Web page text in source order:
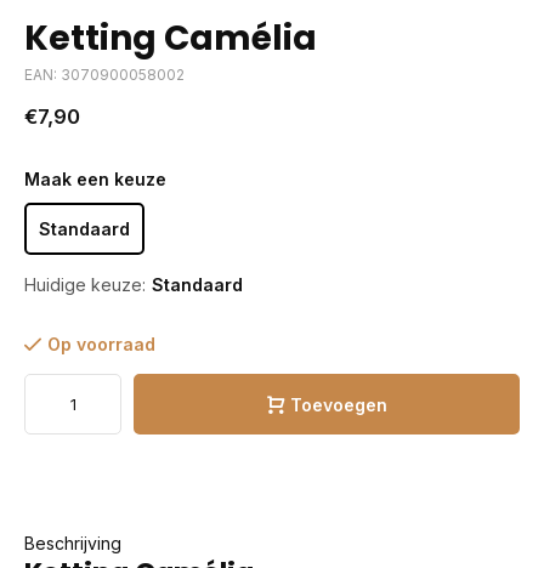
Ketting Camélia
EAN: 3070900058002
€7,90
Maak een keuze
Standaard
Huidige keuze: Standaard
Op voorraad
Toevoegen
Beschrijving